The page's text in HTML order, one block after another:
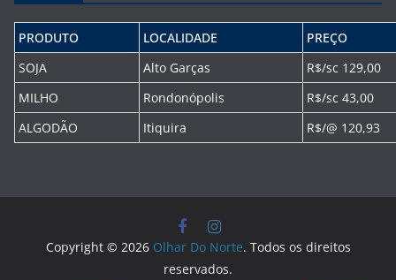
PRODUTO LOCALIDADE
PREÇO
SOJA
Alto Garças
R$/sc 129,00
MILHO
Rondonópolis
R$/sc 43,00
ALGODÃO
Itiquira R$/@ 120,93
Copyright © 2026 Olhar Do Norte. Todos os direitos
reservados.